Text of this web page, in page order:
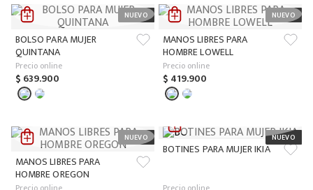
BOLSO PARA MUJER
QUINTANA
Precio online
$ 639.900
MANOS LIBRES PARA
HOMBRE LOWELL
Precio online
$ 419.900
MANOS LIBRES PARA
HOMBRE OREGON
BOTINES PARA MUJER IKIA